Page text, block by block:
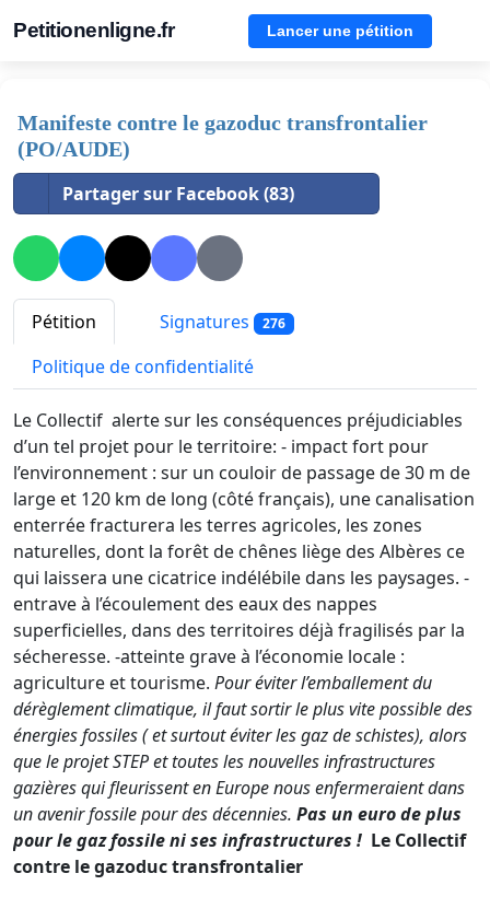
Petitionenligne.fr Lancer une pétition
Manifeste contre le gazoduc transfrontalier
(PO/AUDE)
Partager sur Facebook (83)
Pétition Signatures 276
Politique de confidentialité
Le Collectif alerte sur les conséquences préjudiciables
d’un tel projet pour le territoire: - impact fort pour
l’environnement : sur un couloir de passage de 30 m de
large et 120 km de long (côté français), une canalisation
enterrée fracturera les terres agricoles, les zones
naturelles, dont la forêt de chênes liège des Albères ce
qui laissera une cicatrice indélébile dans les paysages. -
entrave à l’écoulement des eaux des nappes
superficielles, dans des territoires déjà fragilisés par la
sécheresse. -atteinte grave à l’économie locale :
agriculture et tourisme. Pour éviter l’emballement du
dérèglement climatique, il faut sortir le plus vite possible des
énergies fossiles ( et surtout éviter les gaz de schistes), alors
que le projet STEP et toutes les nouvelles infrastructures
gazières qui fleurissent en Europe nous enfermeraient dans
un avenir fossile pour des décennies. Pas un euro de plus
pour le gaz fossile ni ses infrastructures ! Le Collectif
contre le gazoduc transfrontalier